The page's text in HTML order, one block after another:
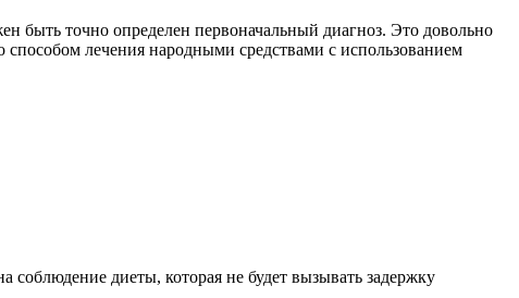
быть точно определен первоначальный диагноз. Это довольно
способом лечения народными средствами с использованием
диеты, которая не будет вызывать задержку